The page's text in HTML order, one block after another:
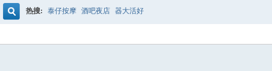
热搜: 泰仔按摩 酒吧夜店 器大活好